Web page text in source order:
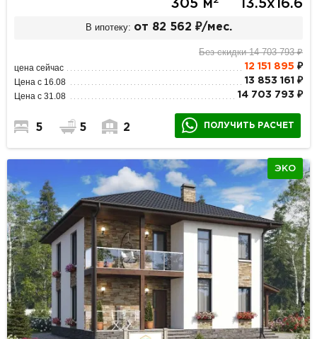
305 м 13.5х16.6
В ипотеку: от 82 562 ₽/мес.
Без скидки 14 703 793 ₽
цена сейчас 12 151 895 ₽
Цена с 16.08 13 853 161 ₽
Цена с 31.08 14 703 793 ₽
5 5 2 ПОЛУЧИТЬ РАСЧЕТ
ЭКО